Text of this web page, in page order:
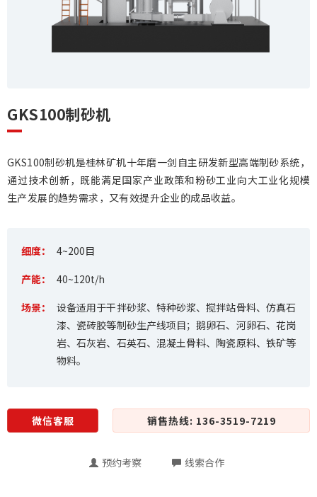
GKS100制砂机
GKS100制砂机是桂林矿机十年磨一剑自主研发新型高端制砂系统，
通过技术创新，既能满足国家产业政策和粉砂工业向大工业化规模
生产发展的趋势需求，又有效提升企业的成品收益。
细度：
4~200目
产能：
40~120t/h
场景：
设备适用于干拌砂浆、特种砂浆、搅拌站骨料、仿真石
漆、瓷砖胶等制砂生产线项目；鹅卵石、河卵石、花岗
岩、石灰岩、石英石、混凝土骨料、陶瓷原料、铁矿等
物料。
微信客服 销售热线: 136-3519-7219
预约考察 线索合作